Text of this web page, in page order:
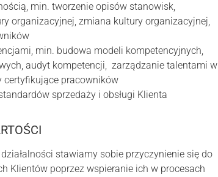
min. tworzenie opisów stanowisk,
organizacyjnej, zmiana kultury organizacyjnej,
min. budowa modeli kompetencyjnych,
audyt kompetencji, zarządzanie talentami w
certyfikujące pracowników
sprzedaży i obsługi Klienta
stawiamy sobie przyczynienie się do
Klientów poprzez wspieranie ich w procesach